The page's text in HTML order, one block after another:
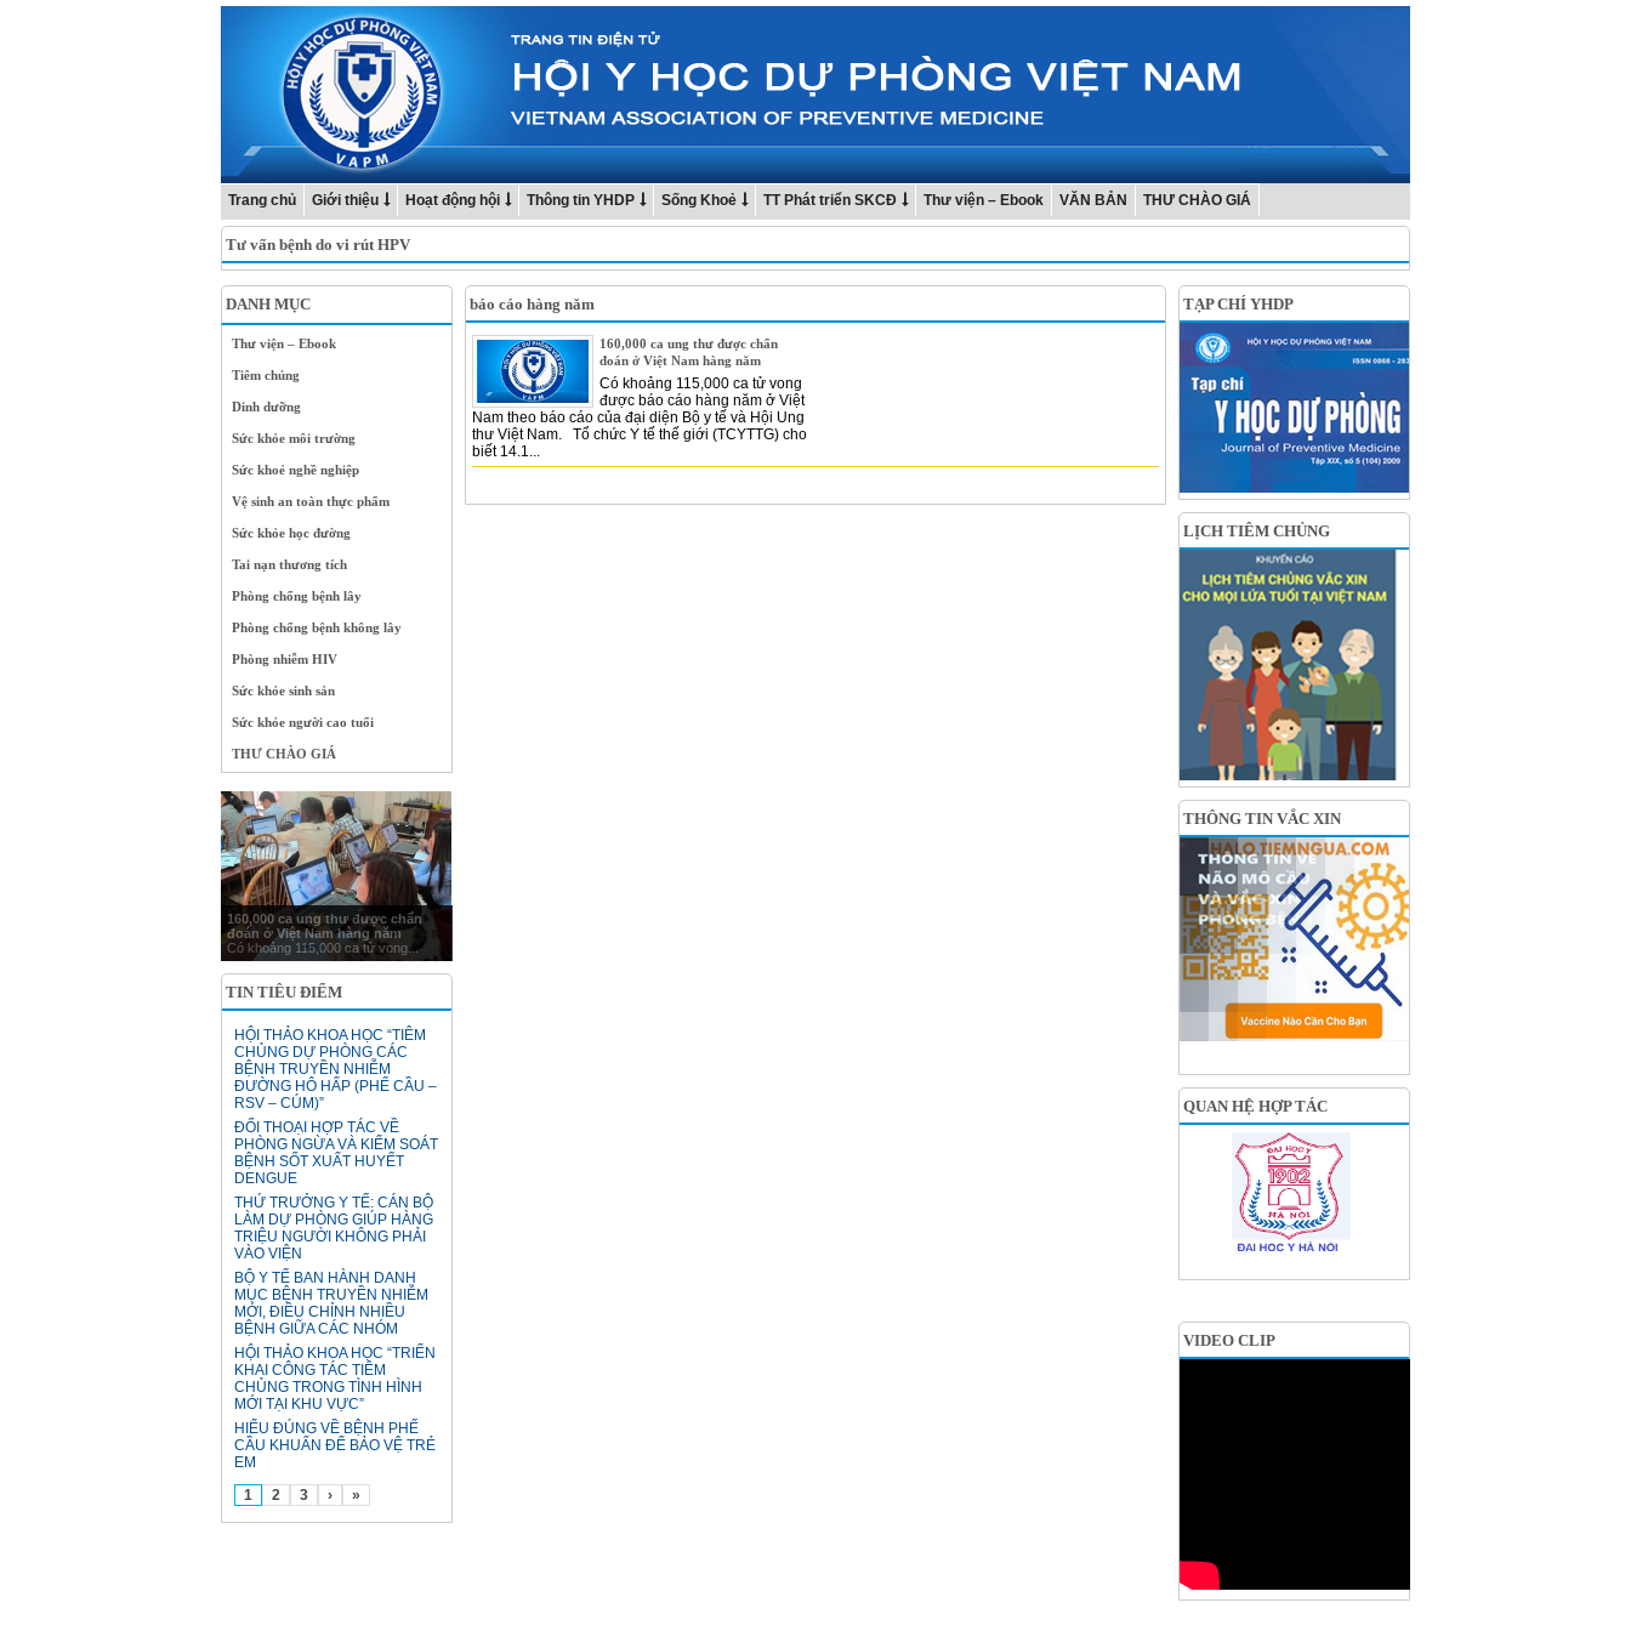
Trang chủ Giới thiệu Hoạt động hội Thông tin YHDP Sống Khoẻ TT Phát triển SKCĐ Thư viện – Ebook VĂN BẢN THƯ CHÀO GIÁ
Tư vấn bệnh do vi rút HPV
DANH MỤC
Thư viện – Ebook
Tiêm chủng
Dinh dưỡng
Sức khỏe môi trường
Sức khoẻ nghề nghiệp
Vệ sinh an toàn thực phẩm
Sức khỏe học đường
Tai nạn thương tích
Phòng chống bệnh lây
Phòng chống bệnh không lây
Phòng nhiễm HIV
Sức khỏe sinh sản
Sức khỏe người cao tuổi
THƯ CHÀO GIÁ
160,000 ca ung thư được chẩn
đoán ở Việt Nam hàng năm
Có khoảng 115,000 ca tử vong...
TIN TIÊU ĐIỂM
HỘI THẢO KHOA HỌC “TIÊM
CHỦNG DỰ PHÒNG CÁC
BỆNH TRUYỀN NHIỄM
ĐƯỜNG HÔ HẤP (PHẾ CẦU –
RSV – CÚM)”
ĐỐI THOẠI HỢP TÁC VỀ
PHÒNG NGỪA VÀ KIỂM SOÁT
BỆNH SỐT XUẤT HUYẾT
DENGUE
THỨ TRƯỞNG Y TẾ: CÁN BỘ
LÀM DỰ PHÒNG GIÚP HÀNG
TRIỆU NGƯỜI KHÔNG PHẢI
VÀO VIỆN
BỘ Y TẾ BAN HÀNH DANH
MỤC BỆNH TRUYỀN NHIỄM
MỚI, ĐIỀU CHỈNH NHIỀU
BỆNH GIỮA CÁC NHÓM
HỘI THẢO KHOA HỌC “TRIỂN
KHAI CÔNG TÁC TIÊM
CHỦNG TRONG TÌNH HÌNH
MỚI TẠI KHU VỰC”
HIỂU ĐÚNG VỀ BỆNH PHẾ
CẦU KHUẨN ĐỂ BẢO VỆ TRẺ
EM
1
2 3 › »
báo cáo hàng năm
160,000 ca ung thư được chẩn
đoán ở Việt Nam hàng năm
Có khoảng 115,000 ca tử vong
được báo cáo hàng năm ở Việt
Nam theo báo cáo của đại diện Bộ y tế và Hội Ung
thư Việt Nam. Tổ chức Y tế thế giới (TCYTTG) cho
biết 14.1...
TẠP CHÍ YHDP
LỊCH TIÊM CHỦNG
THÔNG TIN VẮC XIN
QUAN HỆ HỢP TÁC
VIDEO CLIP